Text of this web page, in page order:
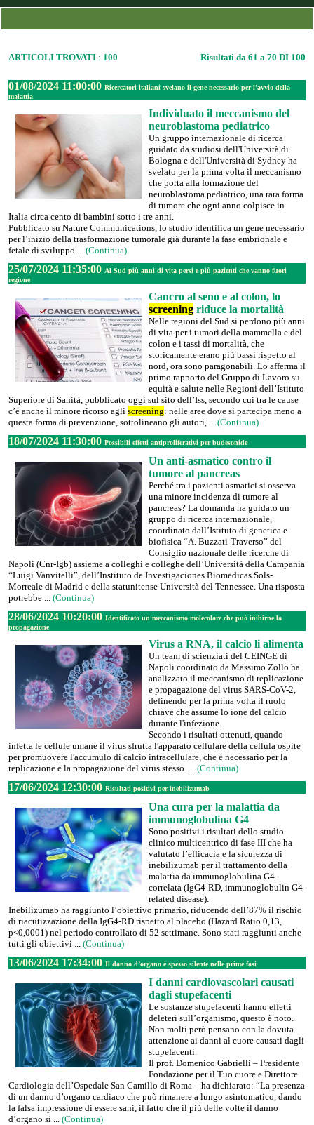
ARTICOLI TROVATI : 100 Risultati da 61 a 70 DI 100
01/08/2024 11:00:00 Ricercatori italiani svelano il gene necessario per l’avvio della
malattia
Individuato il meccanismo del
neuroblastoma pediatrico
Un gruppo internazionale di ricerca
guidato da studiosi dell'Università di
Bologna e dell'Università di Sydney ha
svelato per la prima volta il meccanismo
che porta alla formazione del
neuroblastoma pediatrico, una rara forma
di tumore che ogni anno colpisce in
Italia circa cento di bambini sotto i tre anni.
Pubblicato su Nature Communications, lo studio identifica un gene necessario
per l’inizio della trasformazione tumorale già durante la fase embrionale e
fetale di sviluppo ... (Continua)
25/07/2024 11:35:00 Al Sud più anni di vita persi e più pazienti che vanno fuori
regione
Cancro al seno e al colon, lo
screening riduce la mortalità
Nelle regioni del Sud si perdono più anni
di vita per i tumori della mammella e del
colon e i tassi di mortalità, che
storicamente erano più bassi rispetto al
nord, ora sono paragonabili. Lo afferma il
primo rapporto del Gruppo di Lavoro su
equità e salute nelle Regioni dell’Istituto
Superiore di Sanità, pubblicato oggi sul sito dell’Iss, secondo cui tra le cause
c’è anche il minore ricorso agli screening: nelle aree dove si partecipa meno a
questa forma di prevenzione, sottolineano gli autori, ... (Continua)
18/07/2024 11:30:00 Possibili effetti antiproliferativi per budesonide
Un anti-asmatico contro il
tumore al pancreas
Perché tra i pazienti asmatici si osserva
una minore incidenza di tumore al
pancreas? La domanda ha guidato un
gruppo di ricerca internazionale,
coordinato dall’Istituto di genetica e
biofisica “A. Buzzati-Traverso” del
Consiglio nazionale delle ricerche di
Napoli (Cnr-Igb) assieme a colleghi e colleghe dell’Università della Campania
“Luigi Vanvitelli”, dell’Instituto de Investigaciones Biomedicas Sols-
Morreale di Madrid e della statunitense Università del Tennessee. Una risposta
potrebbe ... (Continua)
28/06/2024 10:20:00 Identificato un meccanismo molecolare che può inibirne la
propagazione
Virus a RNA, il calcio li alimenta
Un team di scienziati del CEINGE di
Napoli coordinato da Massimo Zollo ha
analizzato il meccanismo di replicazione
e propagazione del virus SARS-CoV-2,
definendo per la prima volta il ruolo
chiave che assume lo ione del calcio
durante l'infezione.
Secondo i risultati ottenuti, quando
infetta le cellule umane il virus sfrutta l'apparato cellulare della cellula ospite
per promuovere l'accumulo di calcio intracellulare, che è necessario per la
replicazione e la propagazione del virus stesso. ... (Continua)
17/06/2024 12:30:00 Risultati positivi per inebilizumab
Una cura per la malattia da
immunoglobulina G4
Sono positivi i risultati dello studio
clinico multicentrico di fase III che ha
valutato l’efficacia e la sicurezza di
inebilizumab per il trattamento della
malattia da immunoglobulina G4-
correlata (IgG4-RD, immunoglobulin G4-
related disease).
Inebilizumab ha raggiunto l’obiettivo primario, riducendo dell’87% il rischio
di riacutizzazione della IgG4-RD rispetto al placebo (Hazard Ratio 0,13,
p<0,0001) nel periodo controllato di 52 settimane. Sono stati raggiunti anche
tutti gli obiettivi ... (Continua)
13/06/2024 17:34:00 Il danno d’organo è spesso silente nelle prime fasi
I danni cardiovascolari causati
dagli stupefacenti
Le sostanze stupefacenti hanno effetti
deleteri sull’organismo, questo è noto.
Non molti però pensano con la dovuta
attenzione ai danni al cuore causati dagli
stupefacenti.
Il prof. Domenico Gabrielli – Presidente
Fondazione per il Tuo cuore e Direttore
Cardiologia dell’Ospedale San Camillo di Roma – ha dichiarato: “La presenza
di un danno d’organo cardiaco che può rimanere a lungo asintomatico, dando
la falsa impressione di essere sani, il fatto che il più delle volte il danno
d’organo si ... (Continua)